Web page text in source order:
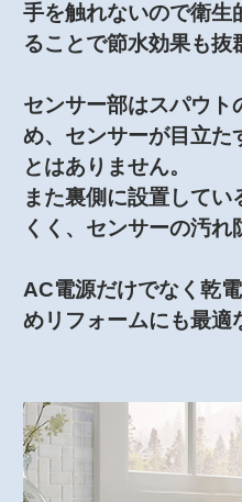
手を触れないので衛生
ることで節水効果も抜
センサー部はスパウト
め、センサーが目立た
とはありません。
また裏側に設置してい
くく、センサーの汚れ
AC電源だけでなく乾
めリフォームにも最適